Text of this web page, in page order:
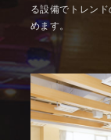
る設備でトレン
めます。